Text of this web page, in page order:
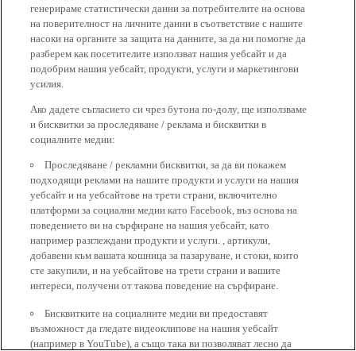
генерираме статистически данни за потребителите на основа
на поверителност на личните данни в съответствие с нашите
насоки на органите за защита на данните, за да ни помогне да
разберем как посетителите използват нашия уебсайт и да
подобрим нашия уебсайт, продукти, услуги и маркетингови
усилия.
Ако дадете съгласието си чрез бутона по-долу, ще използваме
и бисквитки за проследяване / реклама и бисквитки в
социалните медии:
Проследяване / рекламни бисквитки, за да ви покажем
подходящи реклами на нашите продукти и услуги на нашия
уебсайт и на уебсайтове на трети страни, включително
платформи за социални медии като Facebook, въз основа на
поведението ви на сърфиране на нашия уебсайт, като
например разглеждани продукти и услуги. , артикули,
добавени към вашата кошница за пазаруване, и стоки, които
сте закупили, и на уебсайтове на трети страни и вашите
интереси, получени от такова поведение на сърфиране.
Бисквитките на социалните медии ви предоставят
възможност да гледате видеоклипове на нашия уебсайт
(например в YouTube), а също така ви позволяват лесно да